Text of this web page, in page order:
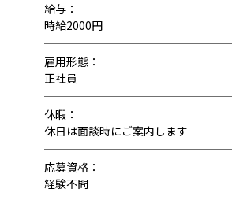
給与：
時給2000円
雇用形態：
正社員
休暇：
休日は面談時にご案内します
応募資格：
経験不問